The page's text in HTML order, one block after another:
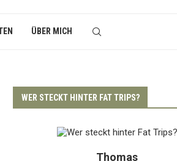
ÜBER MICH
WER STECKT HINTER FAT TRIPS?
Thomas